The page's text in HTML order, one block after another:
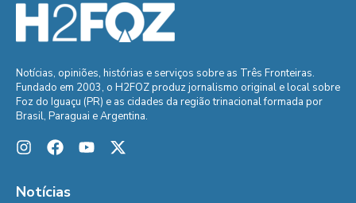
Notícias, opiniões, histórias e serviços sobre as Três Fronteiras.
Fundado em 2003, o H2FOZ produz jornalismo original e local sobre
Foz do Iguaçu (PR) e as cidades da região trinacional formada por
Brasil, Paraguai e Argentina.
Notícias